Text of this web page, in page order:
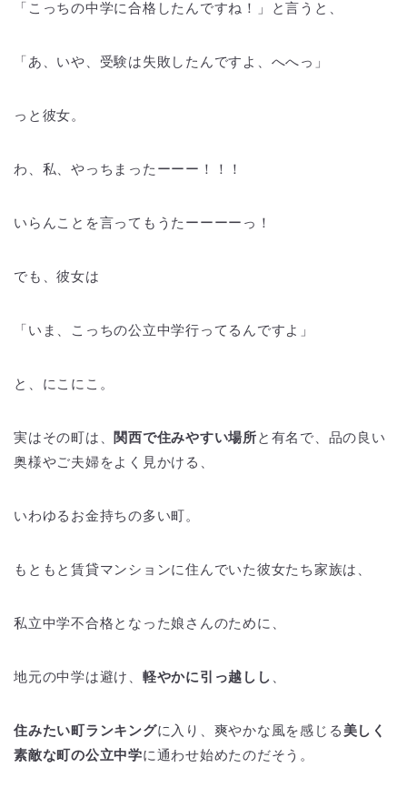
「こっちの中学に合格したんですね！」と言うと、
「あ、いや、受験は失敗したんですよ、へへっ」
っと彼女。
わ、私、やっちまったーーー！！！
いらんことを言ってもうたーーーーっ！
でも、彼女は
「いま、こっちの公立中学行ってるんですよ」
と、にこにこ。
実はその町は、 関西で住みやすい場所と有名で、品の良い
奥様やご夫婦をよく見かける、
いわゆるお金持ちの多い町。
もともと賃貸マンションに住んでいた彼女たち家族は、
私立中学不合格となった娘さんのために、
地元の中学は避け、 軽やかに引っ越しし
住みたい町ランキングに入り、爽やかな風を感じる美しく
素敵な町の公立中学に通わせ始めたのだそう。